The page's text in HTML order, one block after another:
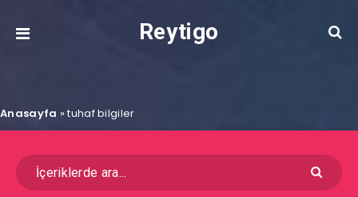
Reytigo
Anasayfa »tuhaf bilgiler